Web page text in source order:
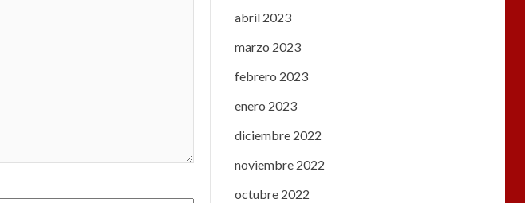
abril 2023
marzo 2023
febrero 2023
enero 2023
diciembre 2022
noviembre 2022
octubre 2022